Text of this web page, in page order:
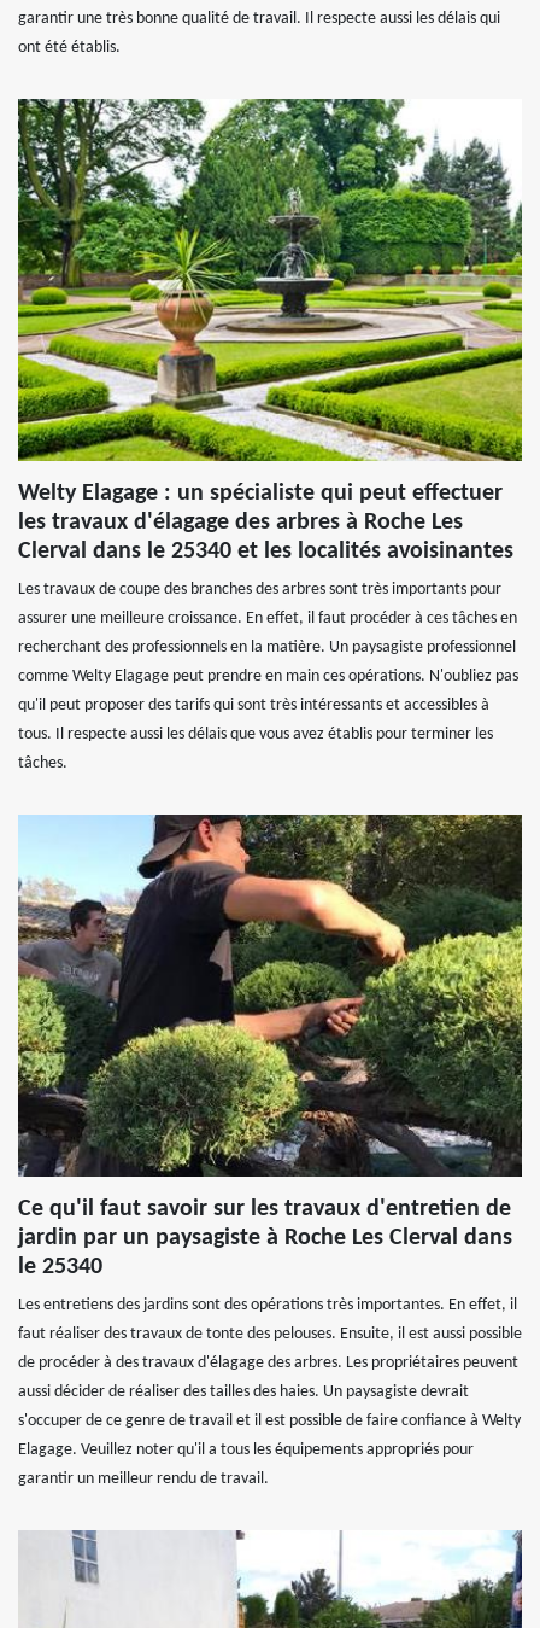
garantir une très bonne qualité de travail. Il respecte aussi les délais qui
ont été établis.
Welty Elagage : un spécialiste qui peut effectuer
les travaux d'élagage des arbres à Roche Les
Clerval dans le 25340 et les localités avoisinantes
Les travaux de coupe des branches des arbres sont très importants pour
assurer une meilleure croissance. En effet, il faut procéder à ces tâches en
recherchant des professionnels en la matière. Un paysagiste professionnel
comme Welty Elagage peut prendre en main ces opérations. N'oubliez pas
qu'il peut proposer des tarifs qui sont très intéressants et accessibles à
tous. Il respecte aussi les délais que vous avez établis pour terminer les
tâches.
Ce qu'il faut savoir sur les travaux d'entretien de
jardin par un paysagiste à Roche Les Clerval dans
le 25340
Les entretiens des jardins sont des opérations très importantes. En effet, il
faut réaliser des travaux de tonte des pelouses. Ensuite, il est aussi possible
de procéder à des travaux d'élagage des arbres. Les propriétaires peuvent
aussi décider de réaliser des tailles des haies. Un paysagiste devrait
s'occuper de ce genre de travail et il est possible de faire confiance à Welty
Elagage. Veuillez noter qu'il a tous les équipements appropriés pour
garantir un meilleur rendu de travail.